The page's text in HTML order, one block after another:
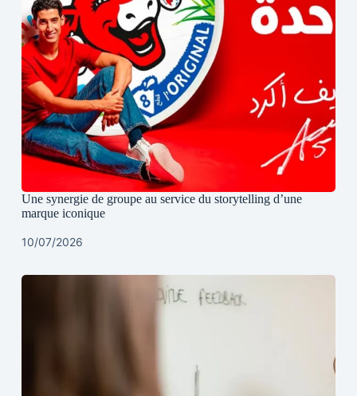
Une synergie de groupe au service du storytelling d’une
marque iconique
10/07/2026